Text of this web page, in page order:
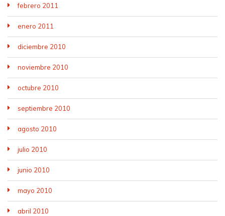
febrero 2011
enero 2011
diciembre 2010
noviembre 2010
octubre 2010
septiembre 2010
agosto 2010
julio 2010
junio 2010
mayo 2010
abril 2010